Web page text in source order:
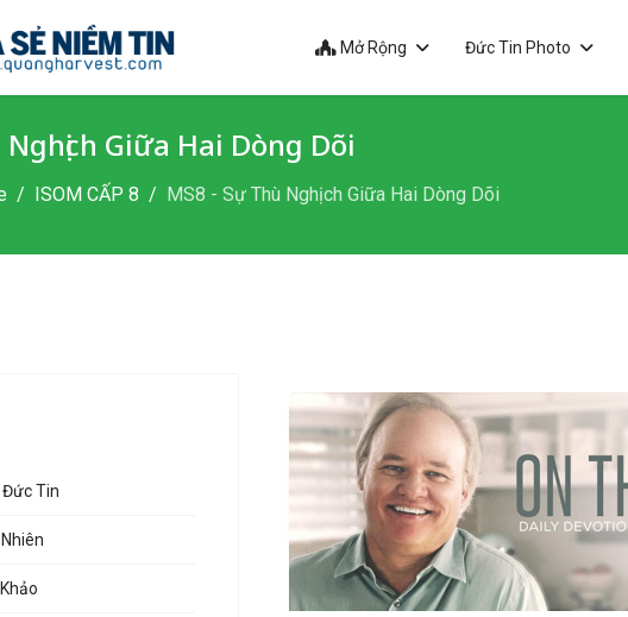
Mở Rộng Đức Tin Photo
Nghịch Giữa Hai Dòng Dõi
ISOM CẤP 8 MS8 - Sự Thù Nghịch Giữa Hai Dòng Dõi
Đức Tin